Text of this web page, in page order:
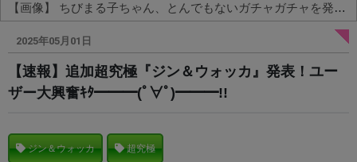
【画像】 ちびまる子ちゃん、とんでもないガチャガチャを発売してしまうｗｗｗｗ
Powered by livedoor 相互RSS
2025年05月01日
【速報】追加超究極『ジン＆ウォッカ』発表！ユー
ザー大興奮ｷﾀ━━━(ﾟ∀ﾟ)━━━!!
ジン＆ウォッカ 超究極